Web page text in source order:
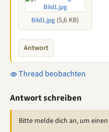
Bild1.jpg (5,6 KB)
Antwort
Thread beobachten
Antwort schreiben
Bitte melde dich an, um